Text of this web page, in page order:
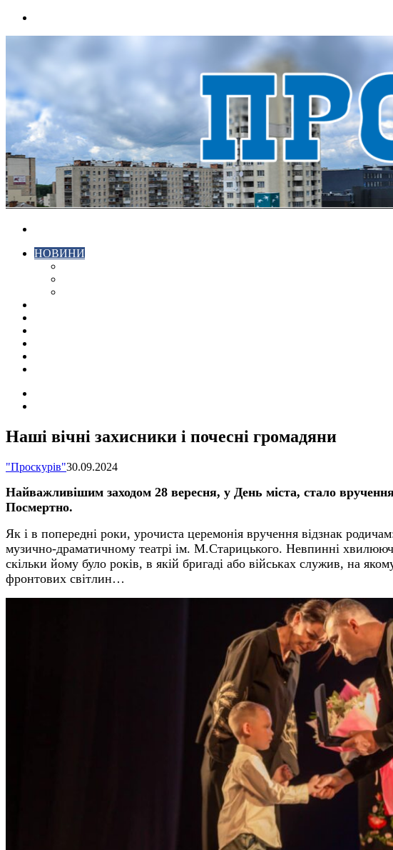
НОВИНИ
Наші вічні захисники і почесні громадяни
"Проскурів"30.09.2024
Найважливішим заходом 28 вересня, у День міста, стало
Посмертно.
Як і в попередні роки, урочиста церемонія вручення відзнак
музично-драматичному театрі ім. М.Старицького. Невпинні
скільки йому було років, в якій бригаді або військах служив, на
фронтових світлин…